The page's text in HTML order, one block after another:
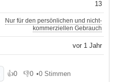
13
Nur für den persönlichen und nicht-
kommerziellen Gebrauch
vor 1 Jahr
👍0
Gefällt mir
👎0
Gefällt mir nicht
•0 Stimmen